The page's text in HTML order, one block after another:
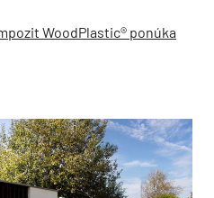
WoodPlastic® ponúka